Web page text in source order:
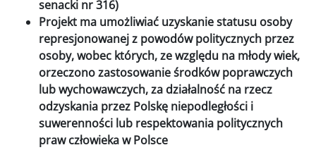
senacki nr 316)
Projekt ma umożliwiać uzyskanie statusu osoby
represjonowanej z powodów politycznych przez
osoby, wobec których, ze względu na młody wiek,
orzeczono zastosowanie środków poprawczych
lub wychowawczych, za działalność na rzecz
odzyskania przez Polskę niepodległości i
suwerenności lub respektowania politycznych
praw człowieka w Polsce